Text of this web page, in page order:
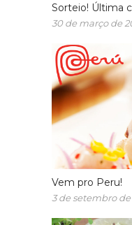
Sorteio! Última
30 de março de
Vem pro Peru!
3 de setembro de